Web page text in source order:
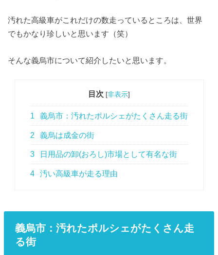
汚れた高級車がこれだけの数走っているところは、世界
でもかなり珍しいと思います（笑）
そんな義烏市について紹介したいと思います。
目次 [非表示]
1 義烏市：汚れたポルシェがたくさん走る街
2 義烏は成金の街
3 日用品の卸(おろし)市場として有名な街
4 汚い高級車が走る理由
義烏市：汚れたポルシェがたくさん走
る街